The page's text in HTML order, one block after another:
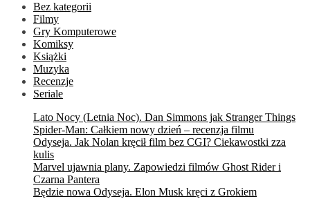
Bez kategorii
Filmy
Gry Komputerowe
Komiksy
Książki
Muzyka
Recenzje
Seriale
Lato Nocy (Letnia Noc). Dan Simmons jak Stranger Things
Spider-Man: Całkiem nowy dzień – recenzja filmu
Odyseja. Jak Nolan kręcił film bez CGI? Ciekawostki zza
kulis
Marvel ujawnia plany. Zapowiedzi filmów Ghost Rider i
Czarna Pantera
Będzie nowa Odyseja. Elon Musk kręci z Grokiem